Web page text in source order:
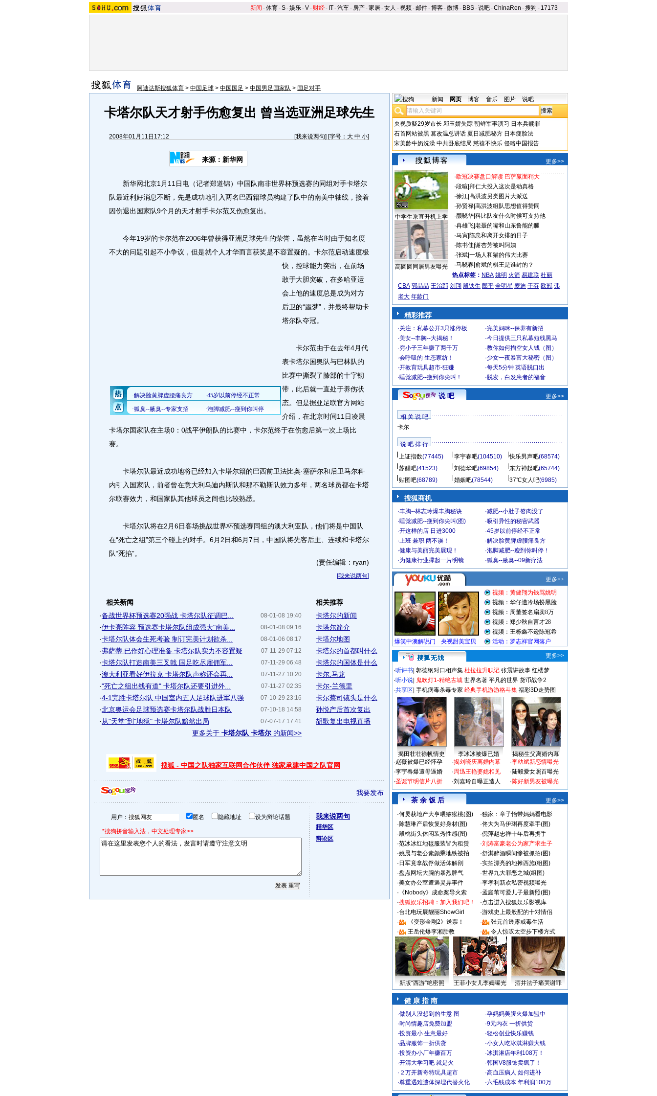
新闻 -体育-S-娱乐-V- 财经- IT-汽车- 房产-家居-女人 -视频-邮件-博客-微博- BBS-说吧-ChinaRen -搜狗 - 17173
阿迪达斯搜狐体育 > 中国足球 > 中国国足 > 中国男足国家队 > 国足对手
卡塔尔队天才射手伤愈复出 曾当选亚洲足球先生
2008年01月11日17:12 [我来说两句] [字号： 大 中 小]
来源：新华网
新华网北京1月11日电（记者郑道锦）中国队南非世界杯预选赛的同组对手卡塔尔
队最近利好消息不断，先是成功地引入两名巴西籍球员构建了队中的南美中轴线，接着
因伤退出国家队9个月的天才射手卡尔范又伤愈复出。
今年19岁的卡尔范在2006年曾获得亚洲足球先生的荣誉，虽然在当时由于知名度
不大的问题引起不小争议，但是就个人才华而言获奖是不容置疑的。 卡尔范启动速度极
快，控球能力突出，在前场
敢于大胆突破，在多哈亚运
会上他的速度总是成为对方
后卫的“噩梦”，并最终帮助卡
塔尔队夺冠。
卡尔范由于在去年4月代
表卡塔尔国奥队与巴林队的
比赛中撕裂了膝部的十字韧
带，此后就一直处于养伤状
态。但是据亚足联官方网站
介绍，在北京时间11日凌晨
卡塔尔国家队在主场0：0战平伊朗队的比赛中，卡尔范终于在伤愈后第一次上场比
赛。
卡塔尔队最近成功地将已经加入卡塔尔籍的巴西前卫法比奥·塞萨尔和后卫马尔科
内引入国家队，前者曾在意大利乌迪内斯队和那不勒斯队效力多年，两名球员都在卡塔
尔联赛效力，和国家队其他球员之间也比较熟悉。
卡塔尔队将在2月6日客场挑战世界杯预选赛同组的澳大利亚队，他们将是中国队
在“死亡之组”第三个碰上的对手。6月2日和6月7日，中国队将先客后主、连续和卡塔尔
队“死掐”。
(责任编辑：ryan)
[我来说两句]
相关新闻
08-01-08 19:40
·备战世界杯预选赛20强战 卡塔尔队征调巴...
08-01-08 09:16
·伊卡亮阵容 预选赛卡塔尔队组成强大"南美...
08-01-06 08:17
·卡塔尔队体会生死考验 制订完美计划欲杀...
07-11-29 07:12
·弗萨蒂:已作好心理准备 卡塔尔队实力不容置疑
07-11-29 06:48
·卡塔尔队打造南美三叉戟 国足吃尽雇佣军...
07-11-27 10:20
·澳大利亚看好伊拉克 卡塔尔队声称还会再...
07-11-27 02:35
·"死亡之组出线有道" 卡塔尔队还要引进外...
07-10-29 23:16
·4-1完胜卡塔尔队 中国室内五人足球队进军八强
07-10-18 14:58
·北京奥运会足球预选赛卡塔尔队战胜日本队
07-07-17 17:41
· 从"天堂"到"地狱" 卡塔尔队黯然出局
更多关于 卡塔尔队 卡塔尔 的新闻>>
相关推荐
卡塔尔的新闻
卡塔尔简介
卡塔尔地图
卡塔尔的首都叫什么
卡塔尔的国体是什么
卡尔.马龙
卡尔-兰德里
卡尔蔡司镜头是什么
孙悦产后首次复出
胡歌复出电视直播
搜狐 - 中国之队独家互联网合作伙伴 独家承建中国之队官网
我要发布
用户： 匿名 隐藏地址 设为辩论话题
*搜狗拼音输入法，中文处理专家>>
我来说两句
精华区
辩论区
新闻 网页 博客 音乐 图片 说吧
央视质疑29岁市长 邓玉娇失踪 朝鲜军事演习 日本兵赎罪
石首网站被黑 篡改温总讲话 夏日减肥秘方 日本瘦脸法
宋美龄牛奶洗澡 中共卧底结局 慈禧不快乐 侵略中国报告
更多>>
中学生乘直升机上学
高圆圆同居男友曝光
·欧冠决赛盘口解读 巴萨赢面稍大
·段暄 拜仁大投入这次是动真格
·徐江| 高洪波另类图片大派送
·孙贤禄| 高洪波组队思想值得赞同
·颜晓华| 科比队友什么时候可支持他
·冉雄飞| 老聂的嘴和山东鲁能的腿
·马寅| 陈忠和离开女排的日子
·陈书佳| 谢杏芳被叫阿姨
·张斌| 一场人和猫的伟大比赛
·马晓春| 俞斌的棋王是谁封的？
热点标签： NBA 姚明 火箭 易建联 杜丽
CBA 郭晶晶 王治郅 刘翔 殷铁生 郎平 全明星 麦迪 于芬 欧冠 弗
老大 年龄门
精彩推荐
·关注：私幕公开3只涨停板 ·完美妈咪--保养有新招
·美女--丰胸--大揭秘！ ·今日提供三只私幕短线黑马
·穷小子三年赚了两千万 ·教你如何掏空女人钱（图）
·会呼吸的 生态家纺！ ·少女一夜暴富大秘密（图）
·开教育玩具超市-狂赚 ·每天5分钟 英语脱口出
·睡觉减肥--瘦到你尖叫！ · 脱发，白发患者的福音
说 吧 更多>>
相 关 说 吧
卡尔
说 吧 排 行
上证指数(77445) 李宇春吧(104510) 快乐男声吧(68574)
苏醒吧(41523) 刘德华吧(69854) 东方神起吧(65744)
贴图吧(68789) 婚姻吧(78544) 37℃女人吧(6985)
搜狐商机
·丰胸--林志玲爆丰胸秘诀 ·减肥--小肚子赘肉没了
·睡觉减肥--瘦到你尖叫(图) ·吸引异性的秘密武器
·开这样的店 日进3000 ·45岁以前停经不正常
·上班 兼职 两不误！ ·解决脸黄脾虚腰痛良方
·健康与美丽完美展现！ ·泡脚减肥--瘦到你叫停！
·为健康行业撑起一片明镜 ·狐臭--腋臭--09新疗法
更多>>
·听评书 郭德纲对口相声集 杜拉拉升职记 张震讲故事 红楼梦
·听小说 鬼吹灯1-精绝古城 世界名著 平凡的世界 货币战争2
·共享区 手机病毒杀毒专家 经典手机游游格斗集 福彩3D走势图
揭田壮壮徐帆情史 李冰冰被爆已婚
揭秘生父离婚内幕
·赵薇被爆已经怀孕
·李宇春爆遭母逼婚
·圣诞节明信片八折
·揭刘晓庆离婚内幕
·周迅王艳婆媳相见
·刘嘉玲自曝正造人
·李幼斌新恋情曝光
·陆毅爱女照首曝光
·陈好新男友被曝光
茶 余 饭 后
更多>>
·何炅获地产大亨喂猕猴桃(图) ·独家：章子怡带妈妈看电影
·陈慧琳产后恢复好身材(图) ·佟大为马伊琍再度牵手(图)
·殷桃街头休闲装秀性感(图) ·倪萍赵忠祥十年后再携手
·范冰冰红地毯服装皆为租赁 ·刘涛富豪老公为家产求生子
·姚晨与老公素颜乘地铁被拍 ·舒淇醉酒瞬间惨被抓拍(图)
· 日军竟拿战俘做活体解剖 ·实拍漂亮的地摊西施(组图)
·盘点网坛大腕的暴烈脾气 ·世界九大罪恶之城(组图)
·美女办公室遭遇灵异事件 ·李孝利新欢私密视频曝光
· 《Nobody》成命案导火索 ·孟庭苇可爱儿子最新照(图)
·搜狐娱乐招聘：加入我们吧！ ·点击进入搜狐娱乐影视库
·台北电玩展靓丽ShowGirl ·游戏史上最般配的十对情侣
·
《变形金刚2》送票！ ·
张元首透露戒毒生活
·
王岳伦爆李湘胎教 · 令人惊叹太空步下楼方式
新版“西游”绝密照 王菲小女儿李嫣曝光 酒井法子痛哭谢罪
健 康 指 南
·做别人没想到的生意 图 ·孕妈妈美腹火爆加盟中
·时尚情趣店免费加盟 ·9元内衣 一折供货
·投资最小 生意最好 ·轻松创业快乐赚钱
·品牌服饰一折供货 ·小女人吃冰淇淋赚大钱
·投资办小厂年赚百万 ·冰淇淋店年利108万！
·开清大学习吧 就是火 ·韩国V8服饰卖疯了！
· ２万开新奇特玩具超市 ·高血压病人 如何进补
·尊重遇难遗体深埋代替火化 ·六毛钱成本 年利润100万